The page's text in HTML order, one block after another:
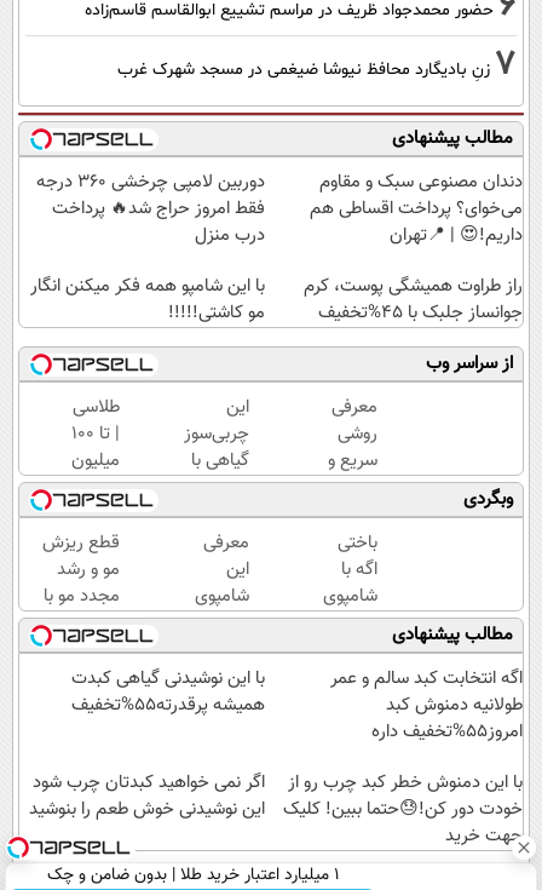
حضور محمدجواد ظریف در مراسم تشییع ابوالقاسم قاسم‌زاده
7 زنِ بادیگارد محافظ نیوشا ضیغمی در مسجد شهرک غرب
مطالب پیشنهادی
دندان مصنوعی سبک و مقاوم
می‌خوای؟ پرداخت اقساطی هم
داریم!😍 | 📍تهران
دوربین لامپی چرخشی 360 درجه
فقط امروز حراج شد🔥 پرداخت
درب منزل
راز طراوت همیشگی پوست، کرم
جوانساز جلبک با 45%تخفیف
با این شامپو همه فکر میکنن انگار
مو کاشتی!!!!!
از سراسر وب
معرفی
روشی
سریع و
آسان
جهت
کاهش
وزن
اصولی با
تایید
بهداشت
این
چربی‌سوز
گیاهی با
تمام
قدرت
شکمتو
آب
میکنه❗ با
تخفیف
ویژه🔥
طلاسی
| تا 100
میلیون
وام
آنی
خرید
طلا💰
ثبت
نام
کن!
وبگردی
باختی
اگه با
شامپوی
جلبک
موهاتو
پرپشت
حالت
معرفی
این
شامپوی
ضدریزش
موی
گیاهی در
صدا
قطع ریزش
مو و رشد
مجدد مو با
شامپو جلبک
آلمانی+پک
روتین
پوستی(هدیه)
مطالب پیشنهادی
اگه انتخابت کبد سالم و عمر
طولانیه دمنوش کبد
امروز55%تخفیف داره
با این نوشیدنی گیاهی کبدت
همیشه پرقدرته55%تخفیف
با این دمنوش خطر کبد چرب رو از
خودت دور کن!😓حتما ببین! کلیک
جهت خرید
اگر نمی خواهید کبدتان چرب شود
این نوشیدنی خوش طعم را بنوشید
۱ میلیارد اعتبار خرید طلا | بدون ضامن و چک